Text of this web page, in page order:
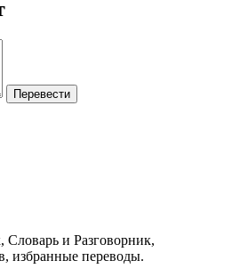
Словарь и Разговорник,
избранные переводы.